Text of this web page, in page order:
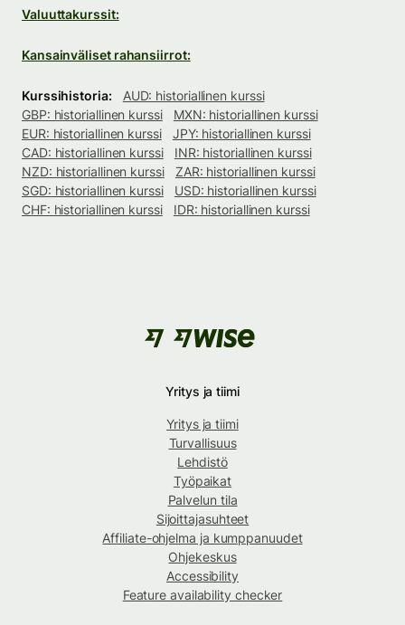
Valuuttakurssit:
Kansainväliset rahansiirrot:
Kurssihistoria:
AUD: historiallinen kurssi
GBP: historiallinen kurssi
MXN: historiallinen kurssi
EUR: historiallinen kurssi
JPY: historiallinen kurssi
CAD: historiallinen kurssi
INR: historiallinen kurssi
NZD: historiallinen kurssi
ZAR: historiallinen kurssi
SGD: historiallinen kurssi
USD: historiallinen kurssi
CHF: historiallinen kurssi
IDR: historiallinen kurssi
Yritys ja tiimi
Yritys ja tiimi
Turvallisuus
Lehdistö
Työpaikat
Palvelun tila
Sijoittajasuhteet
Affiliate-ohjelma ja kumppanuudet
Ohjekeskus
Accessibility
Feature availability checker